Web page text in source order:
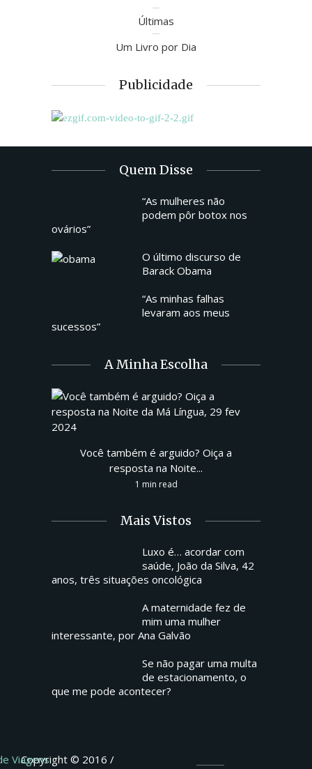
Últimas
Um Livro por Dia
Publicidade
Quem Disse
“As mulheres não
podem pôr botox nos
ovários”
O último discurso de
Barack Obama
“As minhas falhas
levaram aos meus
sucessos”
A Minha Escolha
Você também é arguido? Oiça a
resposta na Noite...
1 min read
Mais Vistos
Luxo é… acordar com
saúde, João da Silva, 42
anos, três situações oncológica
A maternidade fez de
mim uma mulher
interessante, por Ana Galvão
Se não pagar uma multa
de estacionamento, o
que me pode acontecer?
Copyright © 2016 /
Viagens